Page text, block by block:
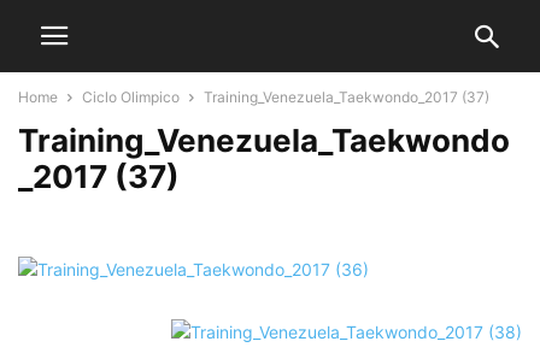
Home Ciclo Olimpico Training_Venezuela_Taekwondo_2017 (37)
Training_Venezuela_Taekwondo
_2017 (37)